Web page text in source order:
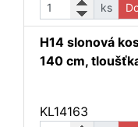
ks
H14 slonová
140 cm,
KL14163